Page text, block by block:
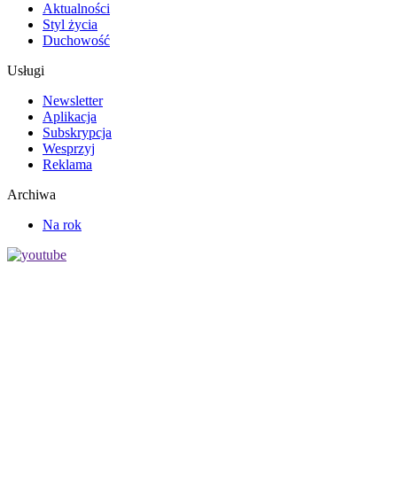
Aktualności
Styl życia
Duchowość
Usługi
Newsletter
Aplikacja
Subskrypcja
Wesprzyj
Reklama
Archiwa
Na rok